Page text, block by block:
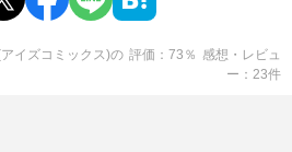
イズコミックス)の 評価 73 ％ 感想・レビュ
ー
23件